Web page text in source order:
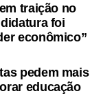
traição no
foi
econômico”
pedem mais
educação